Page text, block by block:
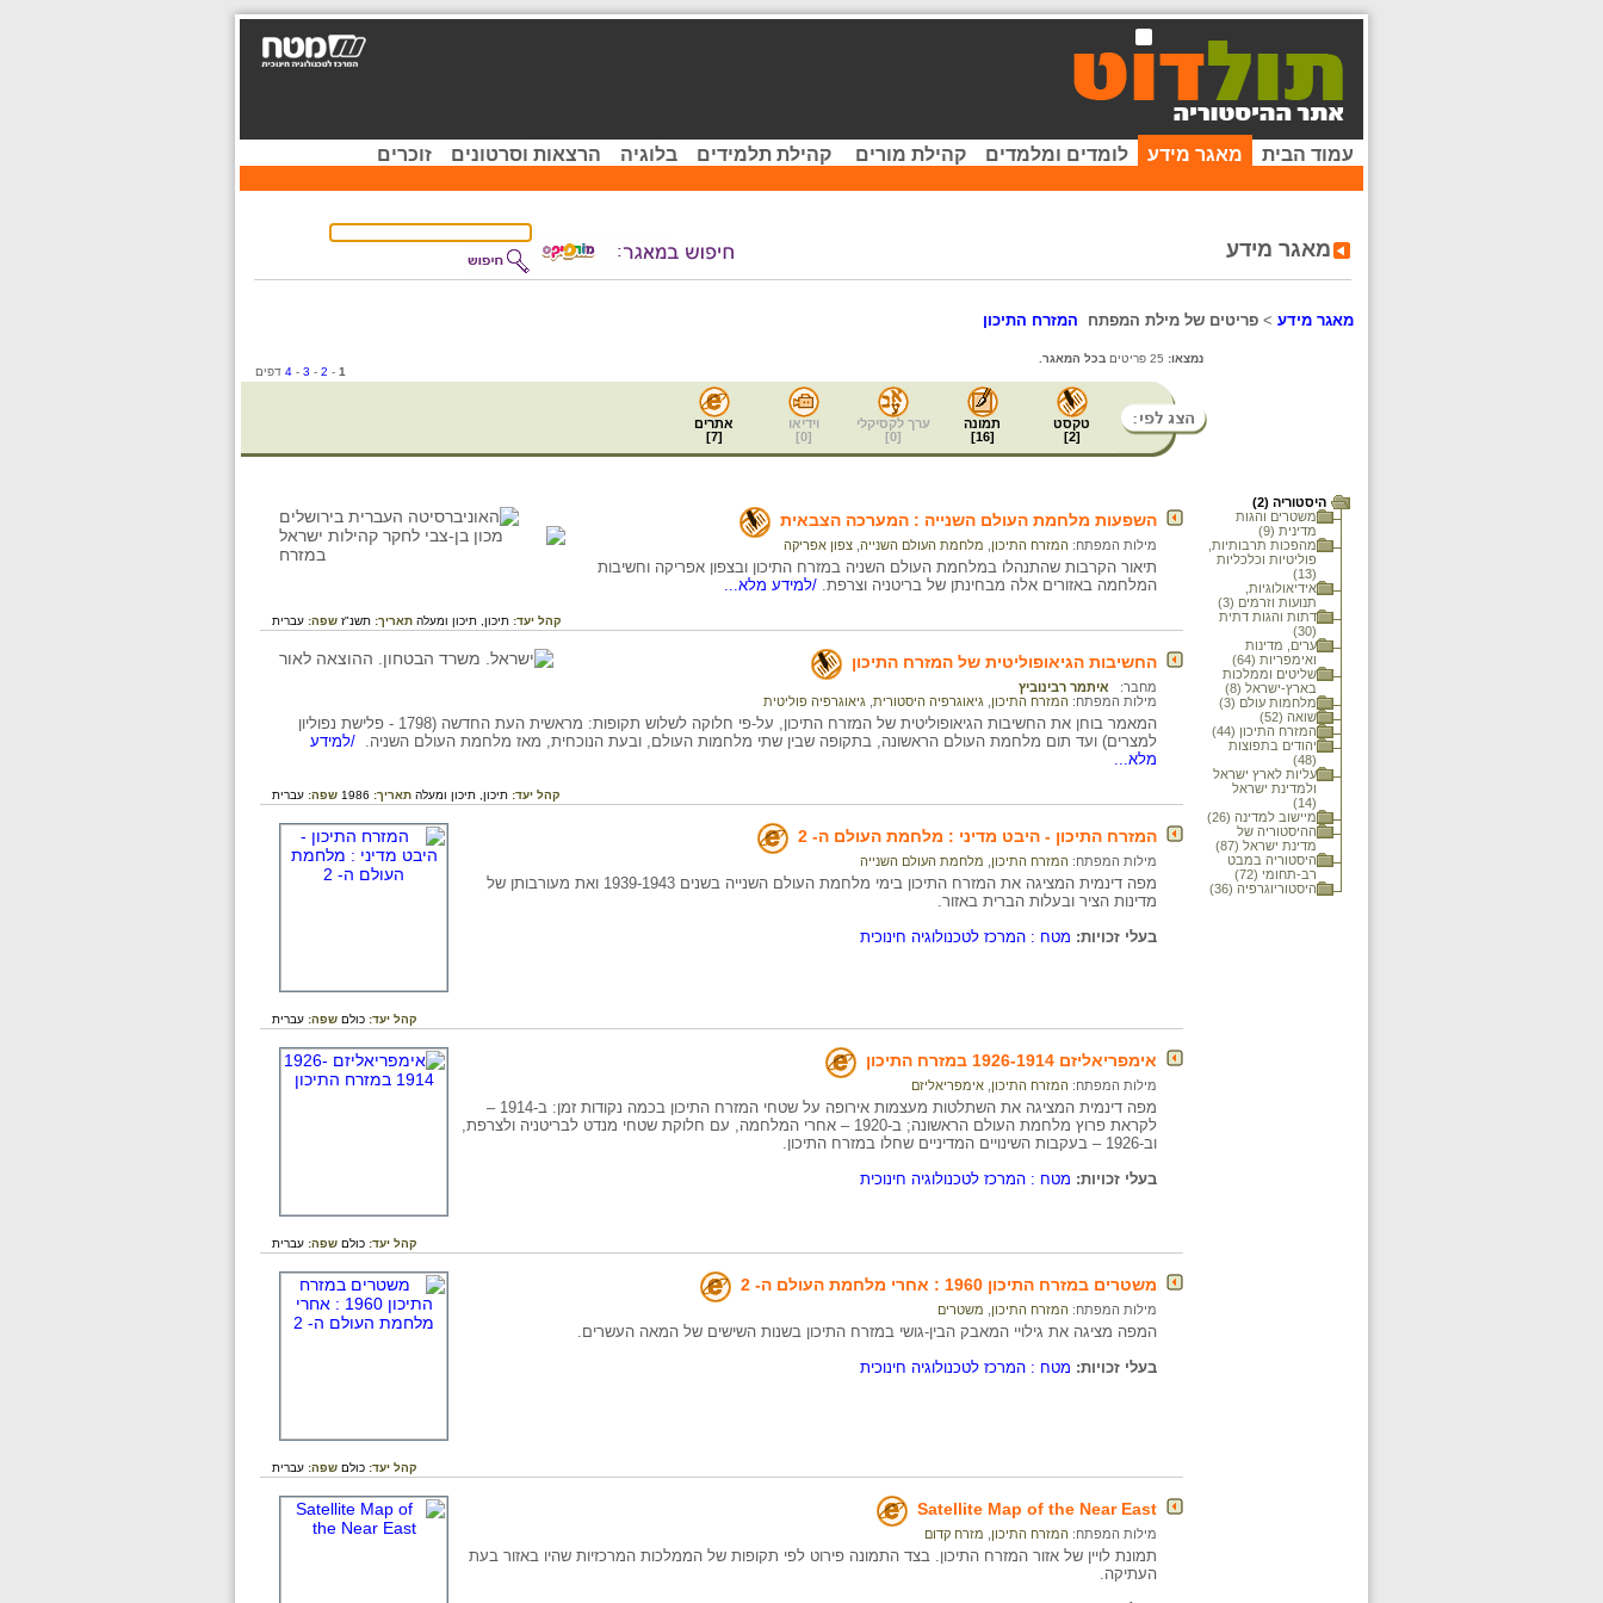
עמוד הבית מאגר מידע לומדים ומלמדים קהילת מורים קהילת תלמידים בלוגיה הרצאות וסרטונים זוכרים
מאגר מידע
מאגר מידע > פריטים של מילת המפתח המזרח התיכון
נמצאו:
בכל המאגר.
1
-
2
-
3
-
4 דפים
טקסט
[
2
]
תמונה
[
16
]
ערך לקסיקלי
[
0
]
וידיאו
[
0
]
אתרים
[
7
]
היסטוריה (2)
משטרים והגות
מדינית (9)
מהפכות תרבותיות,
פוליטיות וכלכליות
(13)
אידיאולוגיות,
תנועות וזרמים (3)
דתות והגות דתית
(30)
ערים, מדינות
ואימפריות (64)
שליטים וממלכות
בארץ-ישראל (8)
מלחמות עולם (3)
שואה (52)
המזרח התיכון (44)
יהודים בתפוצות
(48)
עליות לארץ ישראל
ולמדינת ישראל
(14)
מיישוב למדינה (26)
ההיסטוריה של
מדינת ישראל (87)
היסטוריה במבט
רב-תחומי (72)
היסטוריוגרפיה (36)
השפעות מלחמת העולם השנייה : המערכה הצבאית
מילות המפתח: המזרח התיכון מלחמת העולם השנייה צפון אפריקה
תיאור הקרבות שהתנהלו במלחמת העולם השניה במזרח התיכון ובצפון אפריקה וחשיבות
המלחמה באזורים אלה מבחינתן של בריטניה וצרפת. /למידע מלא...
קהל יעד: תיכון, תיכון ומעלה תאריך: תשנ"ז שפה: עברית
החשיבות הגיאופוליטית של המזרח התיכון
מחבר:
איתמר רבינוביץ
מילות המפתח: המזרח התיכון גיאוגרפיה היסטורית גיאוגרפיה פוליטית
המאמר בוחן את החשיבות הגיאופוליטית של המזרח התיכון, על-פי חלוקה לשלוש תקופות: מראשית העת החדשה (1798 - פלישת נפוליון
למצרים) ועד תום מלחמת העולם הראשונה, בתקופה שבין שתי מלחמות העולם, ובעת הנוכחית, מאז מלחמת העולם השניה. /למידע
מלא...
קהל יעד: תיכון, תיכון ומעלה תאריך: 1986 שפה: עברית
המזרח התיכון - היבט מדיני : מלחמת העולם ה- 2
מילות המפתח: המזרח התיכון מלחמת העולם השנייה
מפה דינמית המציגה את המזרח התיכון בימי מלחמת העולם השנייה בשנים 1939-1943 ואת מעורבותן של
מדינות הציר ובעלות הברית באזור.
בעלי זכויות: מטח : המרכז לטכנולוגיה חינוכית
קהל יעד: כולם שפה: עברית
אימפריאליזם 1926-1914 במזרח התיכון
מילות המפתח: המזרח התיכון אימפריאליזם
מפה דינמית המציגה את השתלטות מעצמות אירופה על שטחי המזרח התיכון בכמה נקודות זמן: ב-1914 –
לקראת פרוץ מלחמת העולם הראשונה; ב-1920 – אחרי המלחמה, עם חלוקת שטחי מנדט לבריטניה ולצרפת,
וב-1926 – בעקבות השינויים המדיניים שחלו במזרח התיכון.
בעלי זכויות: מטח : המרכז לטכנולוגיה חינוכית
קהל יעד: כולם שפה: עברית
משטרים במזרח התיכון 1960 : אחרי מלחמת העולם ה- 2
מילות המפתח: המזרח התיכון משטרים
המפה מציגה את גילויי המאבק הבין-גושי במזרח התיכון בשנות השישים של המאה העשרים.
בעלי זכויות: מטח : המרכז לטכנולוגיה חינוכית
קהל יעד: כולם שפה: עברית
Satellite Map of the Near East
מילות המפתח: המזרח התיכון מזרח קדום
תמונת לויין של אזור המזרח התיכון. בצד התמונה פירוט לפי תקופות של הממלכות המרכזיות שהיו באזור בעת
העתיקה.